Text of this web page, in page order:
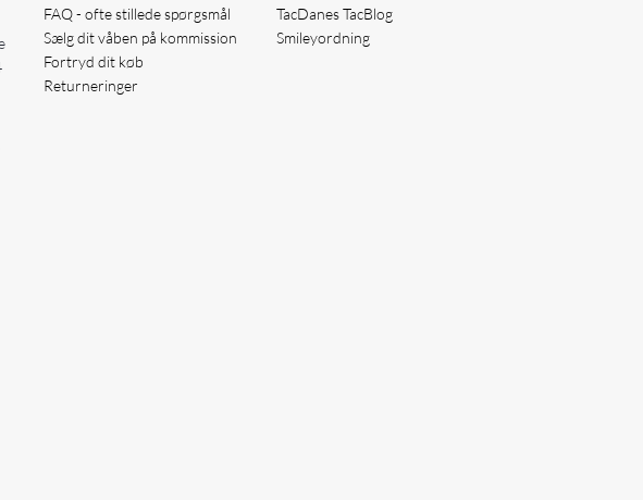
FAQ - ofte stillede spørgsmål
Sælg dit våben på kommission
Fortryd dit køb
Returneringer
TacDanes TacBlog
Smileyordning